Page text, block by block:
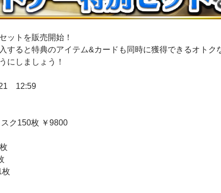
ットを販売開始！
すると特典のアイテム&カードも同時に獲得できるオトク
にしましょう！
21 12:59
ク150枚 ￥9800